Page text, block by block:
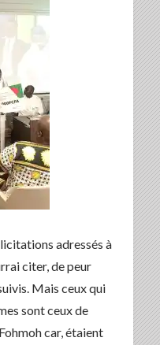
adressés à
citer, de peur
Mais ceux qui
sont ceux de
car, étaient